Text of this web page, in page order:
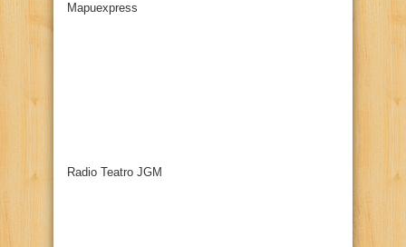
Mapuexpress
Radio Teatro JGM